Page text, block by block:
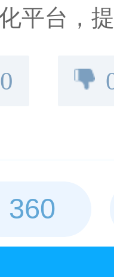
平台，
,特种养殖
0
360